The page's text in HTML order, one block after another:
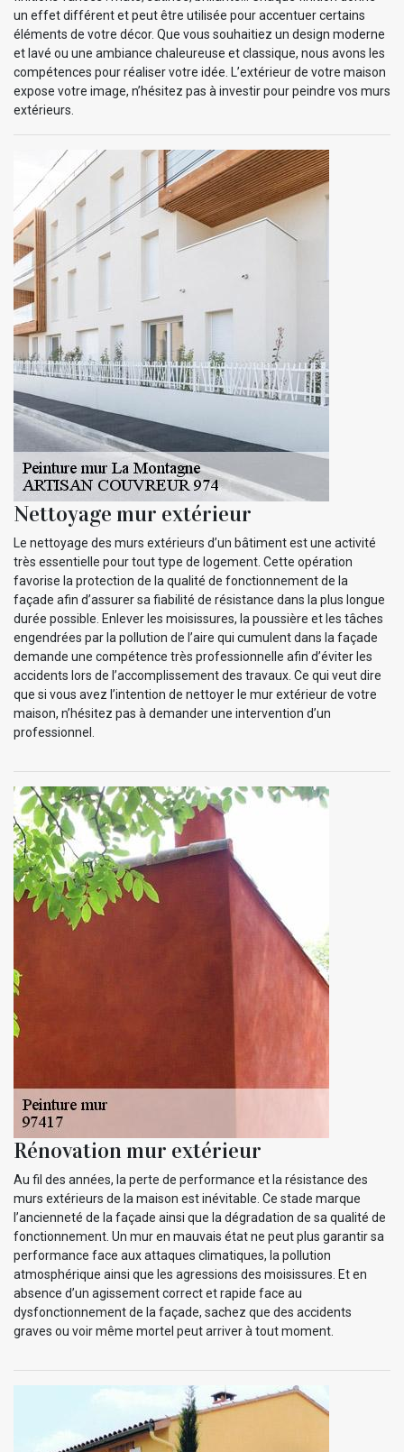
un effet différent et peut être utilisée pour accentuer certains
éléments de votre décor. Que vous souhaitiez un design moderne
et lavé ou une ambiance chaleureuse et classique, nous avons les
compétences pour réaliser votre idée. L’extérieur de votre maison
expose votre image, n’hésitez pas à investir pour peindre vos murs
extérieurs.
Nettoyage mur extérieur
Le nettoyage des murs extérieurs d’un bâtiment est une activité
très essentielle pour tout type de logement. Cette opération
favorise la protection de la qualité de fonctionnement de la
façade afin d’assurer sa fiabilité de résistance dans la plus longue
durée possible. Enlever les moisissures, la poussière et les tâches
engendrées par la pollution de l’aire qui cumulent dans la façade
demande une compétence très professionnelle afin d’éviter les
accidents lors de l’accomplissement des travaux. Ce qui veut dire
que si vous avez l’intention de nettoyer le mur extérieur de votre
maison, n’hésitez pas à demander une intervention d’un
professionnel.
Rénovation mur extérieur
Au fil des années, la perte de performance et la résistance des
murs extérieurs de la maison est inévitable. Ce stade marque
l’ancienneté de la façade ainsi que la dégradation de sa qualité de
fonctionnement. Un mur en mauvais état ne peut plus garantir sa
performance face aux attaques climatiques, la pollution
atmosphérique ainsi que les agressions des moisissures. Et en
absence d’un agissement correct et rapide face au
dysfonctionnement de la façade, sachez que des accidents
graves ou voir même mortel peut arriver à tout moment.